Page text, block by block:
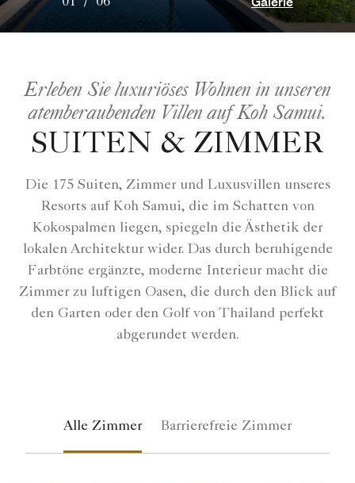
Erleben Sie luxuriöses Wohnen in unseren
atemberaubenden Villen auf Koh Samui.
SUITEN & ZIMMER
Die 175 Suiten, Zimmer und Luxusvillen unseres
Resorts auf Koh Samui, die im Schatten von
Kokospalmen liegen, spiegeln die Ästhetik der
lokalen Architektur wider. Das durch beruhigende
Farbtöne ergänzte, moderne Interieur macht die
Zimmer zu luftigen Oasen, die durch den Blick auf
den Garten oder den Golf von Thailand perfekt
abgerundet werden.
Alle Zimmer Barrierefreie Zimmer